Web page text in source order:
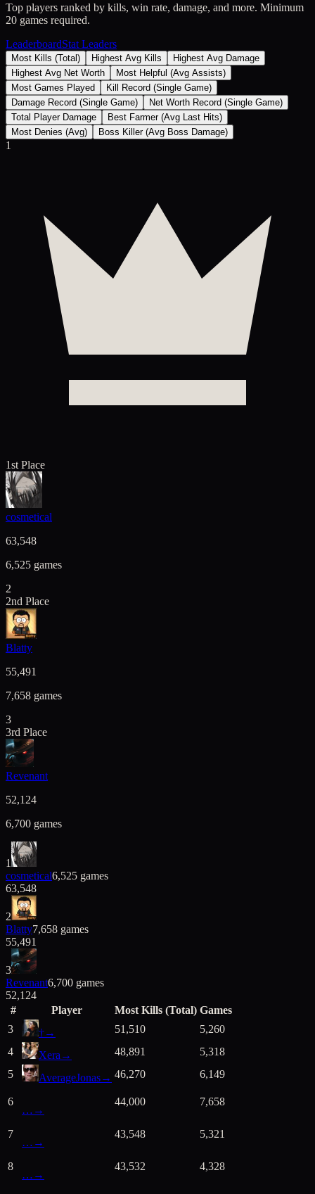
Top players ranked by kills, win rate, damage, and more. Minimum
20 games required.
LeaderboardStat Leaders
Most Kills (Total) Highest Avg Kills
Highest Avg Damage
Highest Avg Net Worth
Most Helpful (Avg Assists)
Most Games Played
Kill Record (Single Game)
Damage Record (Single Game)
Net Worth Record (Single Game)
Total Player Damage
Best Farmer (Avg Last Hits)
Most Denies (Avg)
Boss Killer (Avg Boss Damage)
1
1st Place
cosmetical
63,548
6,525 games
2
2nd Place
Blatty
55,491
7,658 games
3
3rd Place
Revenant
52,124
6,700 games
1
cosmetical6,525 games
63,548
2
Blatty7,658 games
55,491
3
Revenant6,700 games
52,124
#
Player Most Kills (Total) Games
3
†→ 51,510
5,260
4
Xera → 48,891
5,318
5
AverageJonas→ 46,270 6,149
6
… →
44,000 7,658
7
… →
43,548 5,321
8
… →
43,532 4,328